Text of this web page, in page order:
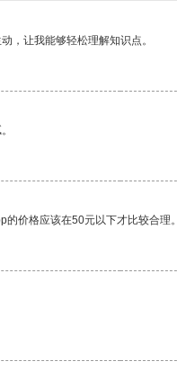
，让我能够轻松理解知识点。
价格应该在50元以下才比较合理。